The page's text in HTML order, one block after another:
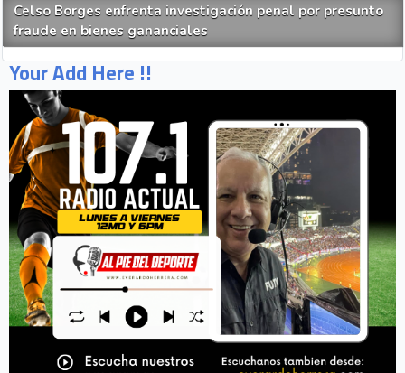
Celso Borges enfrenta investigación penal por presunto
fraude en bienes gananciales
Your Add Here !!